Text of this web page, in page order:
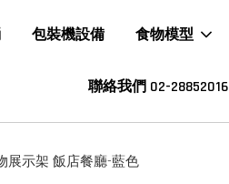
包裝機設備 食物模型
聯絡我們 02-28852016
展示架 飯店餐廳-藍色